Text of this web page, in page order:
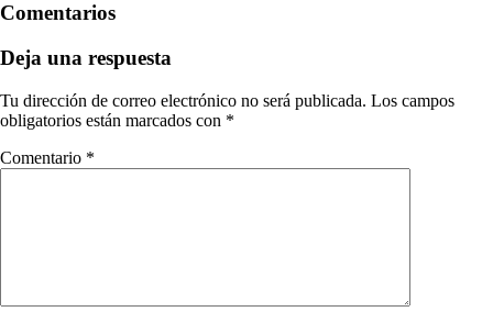
Comentarios
Deja una respuesta
Tu dirección de correo electrónico no será publicada. Los campos
obligatorios están marcados con *
Comentario *